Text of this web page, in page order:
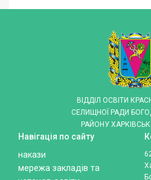
ВІДДІЛ ОСВІТИ
СЕЛИЩНОЇ РАДИ
РАЙОНУ
Навігація по сайту
накази
мережа закладів та